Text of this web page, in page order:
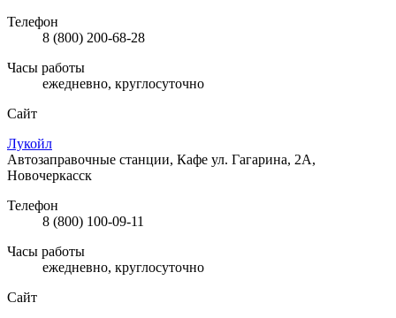
Телефон
8 (800) 200-68-28
Часы работы
ежедневно, круглосуточно
Сайт
Лукойл
Автозаправочные станции, Кафе ул. Гагарина, 2А,
Новочеркасск
Телефон
8 (800) 100-09-11
Часы работы
ежедневно, круглосуточно
Сайт